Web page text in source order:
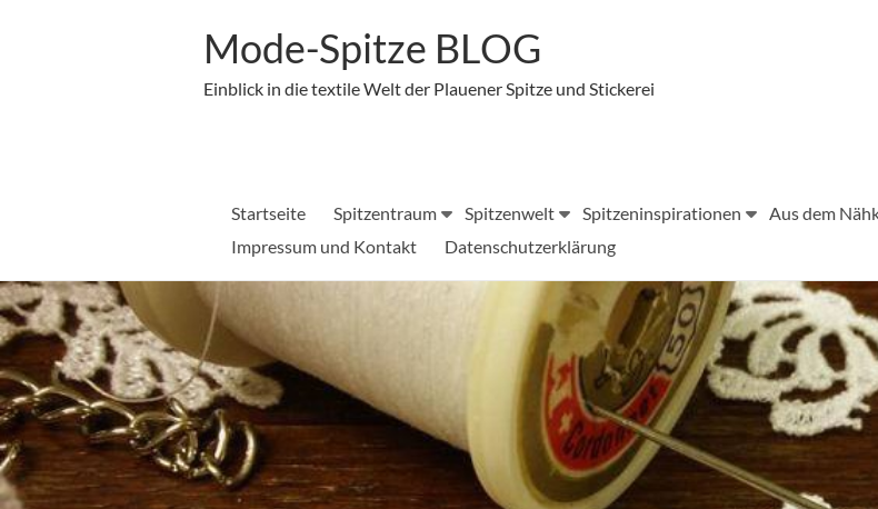
Mode-Spitze BLOG
Einblick in die textile Welt der Plauener Spitze und Stickerei
Startseite Spitzentraum Spitzenwelt Spitzeninspirationen Aus dem
Impressum und Kontakt
Datenschutzerklärung